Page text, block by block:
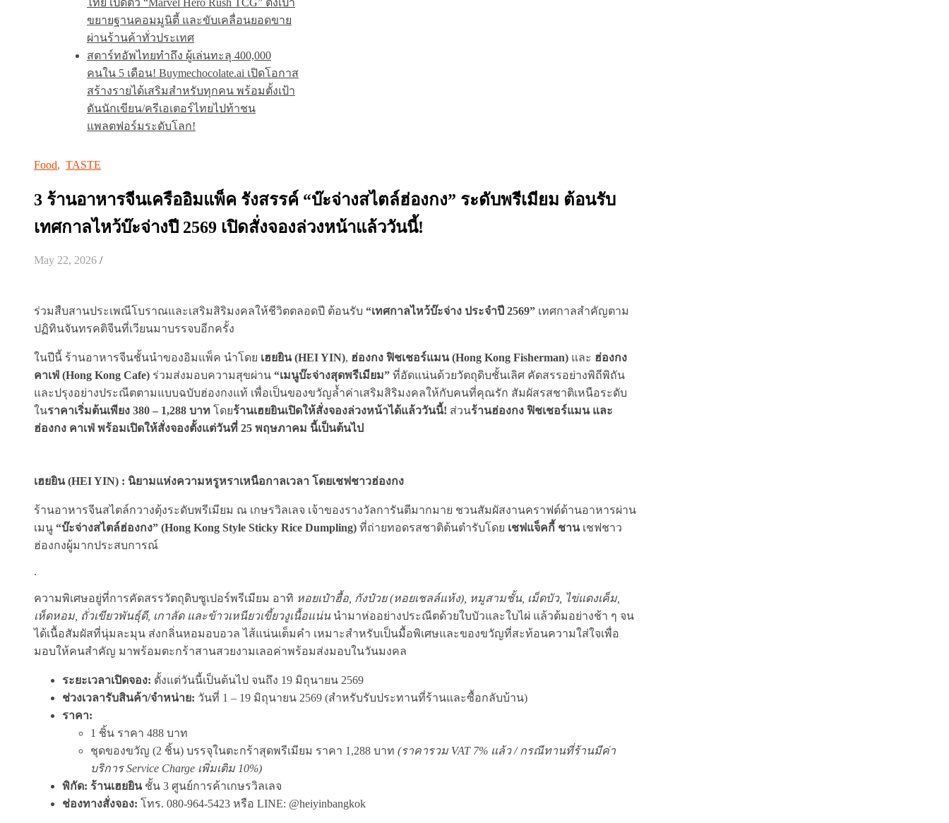
ขยายฐานคอมมูนิตี้ และขับเคลื่อนยอดขาย
ผ่านร้านค้าทั่วประเทศ
สตาร์ทอัพไทยทำถึง ผู้เล่นทะลุ 400,000
คนใน 5 เดือน! Buymechocolate.ai เปิดโอกาส
สร้างรายได้เสริมสำหรับทุกคน พร้อมตั้งเป้า
ดันนักเขียน/ครีเอเตอร์ไทยไปท้าชน
แพลตฟอร์มระดับโลก!
Food, TASTE
3 ร้านอาหารจีนเครืออิมแพ็ค รังสรรค์ “บ๊ะจ่างสไตล์ฮ่องกง” ระดับพรีเมียม ต้อนรับ
เทศกาลไหว้บ๊ะจ่างปี 2569 เปิดสั่งจองล่วงหน้าแล้ววันนี้!
May 22, 2026 /
ร่วมสืบสานประเพณีโบราณและเสริมสิริมงคลให้ชีวิตตลอดปี ต้อนรับ “เทศกาลไหว้บ๊ะจ่าง ประจำปี 2569” เทศกาลสำคัญตาม
ปฏิทินจันทรคติจีนที่เวียนมาบรรจบอีกครั้ง
ในปีนี้ ร้านอาหารจีนชั้นนำของอิมแพ็ค นำโดย เฮยยิน (HEI YIN), ฮ่องกง ฟิชเชอร์แมน (Hong Kong Fisherman) และ ฮ่องกง
คาเฟ่ (Hong Kong Cafe) ร่วมส่งมอบความสุขผ่าน “เมนูบ๊ะจ่างสุดพรีเมียม” ที่อัดแน่นด้วยวัตถุดิบชั้นเลิศ คัดสรรอย่างพิถีพิถัน
และปรุงอย่างประณีตตามแบบฉบับฮ่องกงแท้ เพื่อเป็นของขวัญล้ำค่าเสริมสิริมงคลให้กับคนที่คุณรัก สัมผัสรสชาติเหนือระดับ
ในราคาเริ่มต้นเพียง 380 – 1,288 บาท โดยร้านเฮยยินเปิดให้สั่งจองล่วงหน้าได้แล้ววันนี้! ส่วนร้านฮ่องกง ฟิชเชอร์แมน และ
ฮ่องกง คาเฟ่ พร้อมเปิดให้สั่งจองตั้งแต่วันที่ 25 พฤษภาคม นี้เป็นต้นไป
เฮยยิน (HEI YIN) : นิยามแห่งความหรูหราเหนือกาลเวลา โดยเชฟชาวฮ่องกง
ร้านอาหารจีนสไตล์กวางตุ้งระดับพรีเมียม ณ เกษรวิลเลจ เจ้าของรางวัลการันตีมากมาย ชวนสัมผัสงานคราฟต์ด้านอาหารผ่าน
เมนู “บ๊ะจ่างสไตล์ฮ่องกง” (Hong Kong Style Sticky Rice Dumpling) ที่ถ่ายทอดรสชาติต้นตำรับโดย เชฟแจ็คกี้ ชานเชฟชาว
ฮ่องกงผู้มากประสบการณ์
.
ความพิเศษอยู่ที่การคัดสรรวัตถุดิบซูเปอร์พรีเมียม อาทิ หอยเป๋าฮื้อ, กังป๋วย (หอยเชลล์แห้ง), หมูสามชั้น, เม็ดบัว, ไข่แดงเค็ม,
เห็ดหอม, ถั่วเขียวพันธุ์ดี, เกาลัด และข้าวเหนียวเขี้ยวงูเนื้อแน่น นำมาห่ออย่างประณีตด้วยใบบัวและใบไผ่ แล้วต้มอย่างช้า ๆ จน
ได้เนื้อสัมผัสที่นุ่มละมุน ส่งกลิ่นหอมอบอวล ไส้แน่นเต็มคำ เหมาะสำหรับเป็นมื้อพิเศษและของขวัญที่สะท้อนความใส่ใจเพื่อ
มอบให้คนสำคัญ มาพร้อมตะกร้าสานสวยงามเลอค่าพร้อมส่งมอบในวันมงคล
ระยะเวลาเปิดจอง: ตั้งแต่วันนี้เป็นต้นไป จนถึง 19 มิถุนายน 2569
ช่วงเวลารับสินค้า/จำหน่าย: วันที่ 1 – 19 มิถุนายน 2569 (สำหรับรับประทานที่ร้านและซื้อกลับบ้าน)
ราคา:
1 ชิ้น ราคา 488 บาท
ชุดของขวัญ (2 ชิ้น) บรรจุในตะกร้าสุดพรีเมียม ราคา 1,288 บาท (ราคารวม VAT 7% แล้ว / กรณีทานที่ร้านมีค่า
บริการ Service Charge เพิ่มเติม 10%)
พิกัด: ร้านเฮยยินชั้น 3 ศูนย์การค้าเกษรวิลเลจ
ช่องทางสั่งจอง: โทร. 080-964-5423 หรือ LINE: @heiyinbangkok